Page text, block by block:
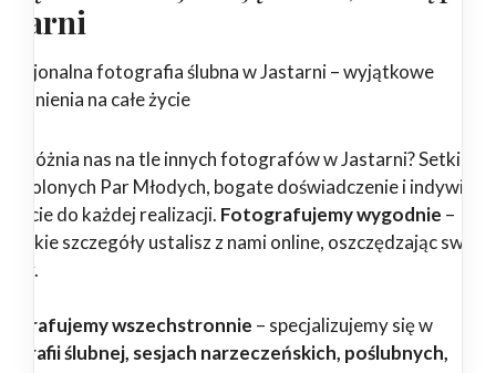
fotografia ślubna w Jastarni – wyjątkowe
na całe życie
wyróżnia nas na tle innych fotografów w Jastarni? Setki
Par Młodych, bogate doświadczenie i
do każdej realizacji. Fotografujemy wygodnie –
szczegóły ustalisz z nami online, oszczędzając swój
wszechstronnie – specjalizujemy się w
ślubnej, sesjach narzeczeńskich, poślubnych,